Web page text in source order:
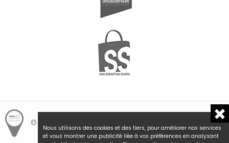
Nous utilisons des cookies et des tiers, pour améliorer nos services
et vous montrer une publicité liée à vos préférences en analysant
© Hemengo Shopping.